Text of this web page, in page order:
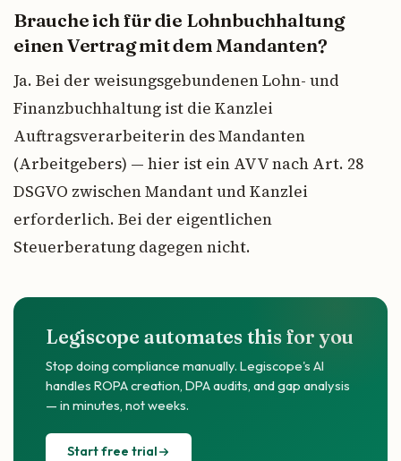
Brauche ich für die Lohnbuchhaltung
einen Vertrag mit dem Mandanten?
Ja. Bei der weisungsgebundenen Lohn- und
Finanzbuchhaltung ist die Kanzlei
Auftragsverarbeiterin des Mandanten
(Arbeitgebers) — hier ist ein AVV nach Art. 28
DSGVO zwischen Mandant und Kanzlei
erforderlich. Bei der eigentlichen
Steuerberatung dagegen nicht.
Legiscope automates this for you
Stop doing compliance manually. Legiscope's AI
handles ROPA creation, DPA audits, and gap analysis
— in minutes, not weeks.
Start free trial